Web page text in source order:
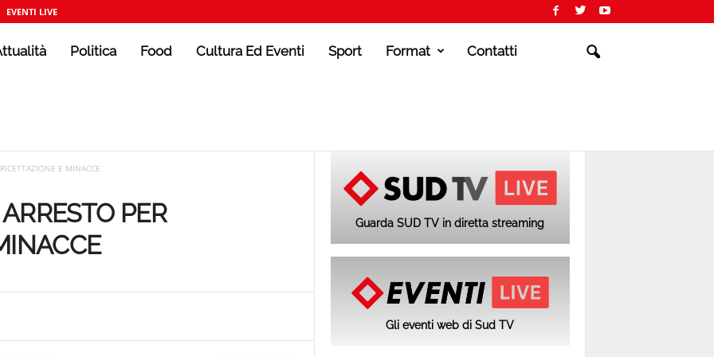
EVENTI LIVE
Politica Food Cultura Ed Eventi Sport Format Contatti
E MINACCE
PER
Guarda SUD TV in diretta streaming
Gli eventi web di Sud TV